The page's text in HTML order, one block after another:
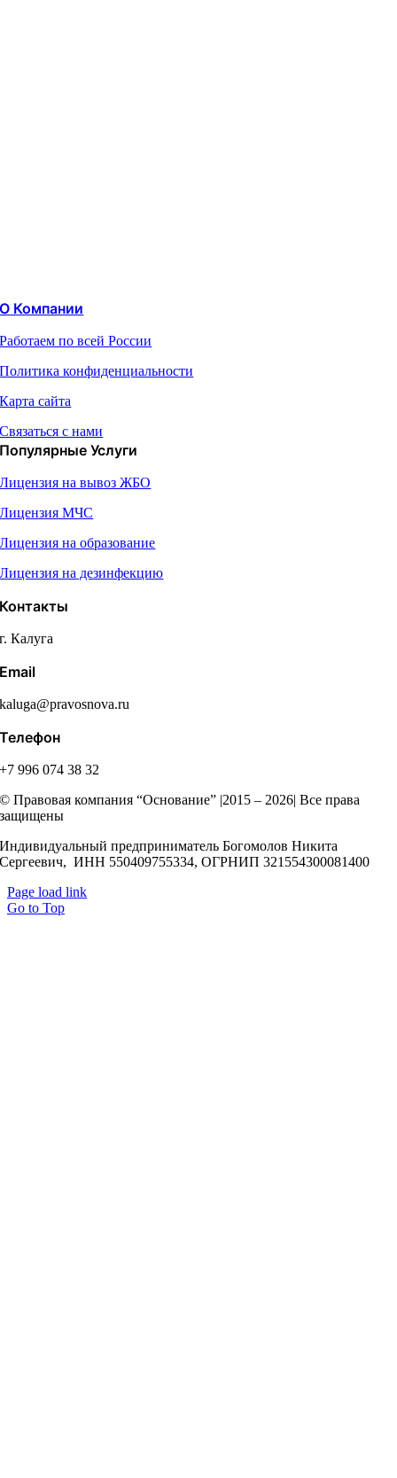
О Компании
Работаем по всей России
Политика конфиденциальности
Карта сайта
Связаться с нами
Популярные Услуги
Лицензия на вывоз ЖБО
Лицензия МЧС
Лицензия на образование
Лицензия на дезинфекцию
Контакты
г. Калуга
Email
kaluga@pravosnova.ru
Телефон
+7 996 074 38 32
© Правовая компания “Основание” |2015 – 2026| Все права
защищены
Индивидуальный предприниматель Богомолов Никита
Сергеевич, ИНН 550409755334, ОГРНИП 321554300081400
Page load link
Go to Top